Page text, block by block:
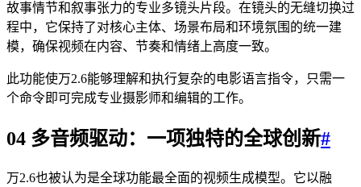
故事情节和叙事张力的专业多镜头片段。在镜头的无缝切换过
程中，它保持了对核心主体、场景布局和环境氛围的统一建
模，确保视频在内容、节奏和情绪上高度一致。
此功能使万2.6能够理解和执行复杂的电影语言指令，只需一
个命令即可完成专业摄影师和编辑的工作。
04 多音频驱动：一项独特的全球创新#
万2.6也被认为是全球功能最全面的视频生成模型。它以融